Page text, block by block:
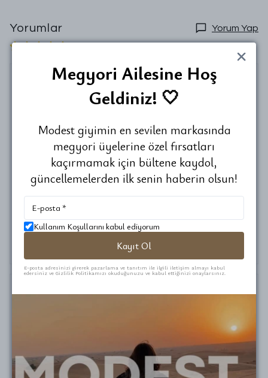
Yorumlar Yorum Yap
Satın Alınmış
Merhabalar Öncelikle beklentimin üzerinde bir ürün geldi.
Ve inanın kullanışlı oluşu saniyeler içerisinde seni namaza
hazır hale getirişi çok portatif bir ürün düşünenden
üretenden ve bize bu ürünü temin edenden ulaştırandan
Allah razı olsun.🙏 Güzel bir ayrıntıyıda belirtmeden
Çok kolaylık ayrı ayrı etek bluz örtü derdi yok . Hafif
yapısıyla çantada yerde kaplamıyor
Megyori Ailesine Hoş
Geldiniz! 🤍
Modest giyimin en sevilen markasında
megyori üyelerine özel fırsatları
kaçırmamak için bültene kaydol,
güncellemelerden ilk senin haberin olsun!
Kullanım Koşullarını kabul ediyorum
Kayıt Ol
E-posta adresinizi girerek pazarlama ve tanıtım ile ilgili iletişim almayı kabul
edersiniz ve Gizlilik Politikamızı okuduğunuzu ve kabul ettiğinizi onaylarsınız.